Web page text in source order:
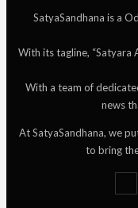
SatyaSandhana is a
With its tagline, “Satyara
With a team of
news
At SatyaSandhana, we
to bring